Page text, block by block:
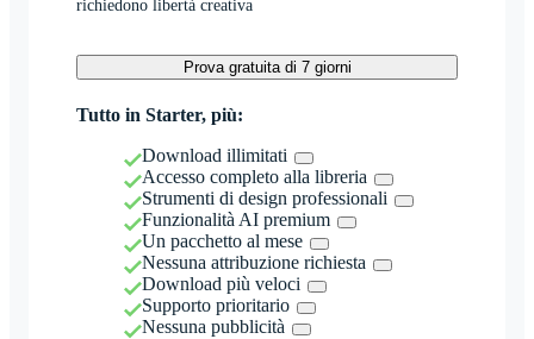
richiedono libertà creativa
Prova gratuita di 7 giorni
Tutto in Starter, più:
Download illimitati
Accesso completo alla libreria
Strumenti di design professionali
Funzionalità AI premium
Un pacchetto al mese
Nessuna attribuzione richiesta
Download più veloci
Supporto prioritario
Nessuna pubblicità